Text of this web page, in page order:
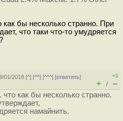
как бы несколько странно. При
что таки что-то умудряется
01/2018 [^] [^^] [^^^] [ответить]
+1
+ / –
как бы несколько странно.
намайнить.